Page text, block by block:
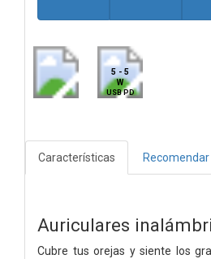
5 - 5
W
USB PD
Características
Auriculares
Cubre tus orejas y siente los